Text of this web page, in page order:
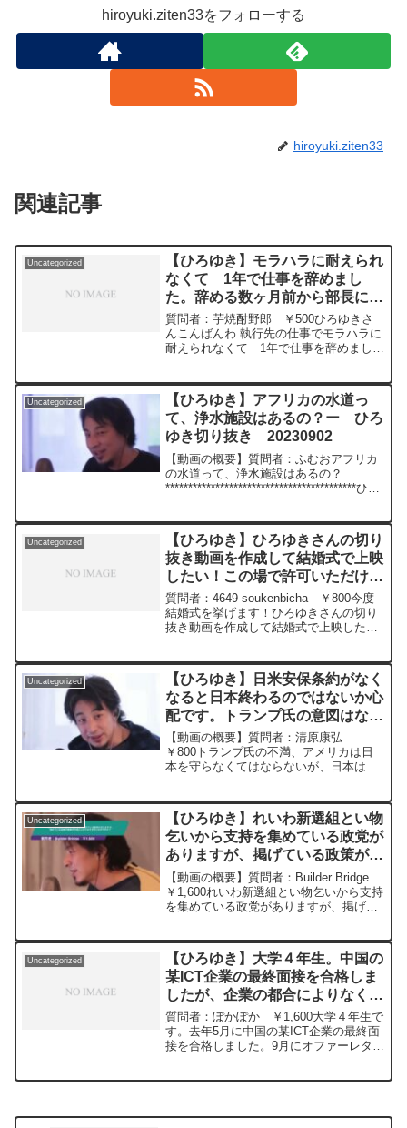
hiroyuki.ziten33をフォローする
hiroyuki.ziten33
関連記事
Uncategorized
【ひろゆき】モラハラに耐えられ
なくて 1年で仕事を辞めまし
た。辞める数ヶ月前から部長にモ
ラハラを受けていると伝えたが自
己都合退社となった。ー ひろゆ
き切り抜き 20240310
質問者：芋焼酎野郎 ￥500ひろゆきさ
んこんばんわ 執行先の仕事でモラハラに
耐えられなくて 1年で仕事を辞めまし
都合退社となってしまいました ちなみ
にハローワークには書類を提出してしま
いました元動画：パートタイム、フルタ
イム、エクストラタイム。Nina Blancaを
呑みながら 2024/03/10 D21
https://www.youtube.com/watch?
v=wBbQ9cp_Mx8***************************
***************ひろゆきさんの動画で、寄
してみました。過去にこんな質問してる
かな？と気になったことがあれば、下記
のサイトから検索してみてください。
https://hiroyuki-ziten.com/できるだけ、
多くの質問を今後も編集し、アップロー
ドしていきますので、使いやすいと感じ
て頂けたら、いいね！やチャンネル登録
をよろしくお願いします。
Uncategorized
【ひろゆき】アフリカの水道っ
て、浄水施設はあるの？ー ひろ
ゆき切り抜き 20230902
【動画の概要】質問者：ふむおアフリカ
の水道って、浄水施設はあるの？
******************************************ひろ
去にこんな質問...
Uncategorized
【ひろゆき】ひろゆきさんの切り
抜き動画を作成して結婚式で上映
したい！この場で許可いただけな
いでしょうか？ー ひろゆき切り
抜き 20240404
質問者：4649 soukenbicha ￥800今度
結婚式を挙げます！ひろゆきさんの切り
抜き動画を作成して結婚式で上映したい
許可いただけないでしょうか？PS 新婚
旅行...
Uncategorized
【ひろゆき】日米安保条約がなく
なると日本終わるのではないか心
配です。トランプ氏の意図はなん
だと思いますか？ー ひろゆき切
り抜き 20250312
【動画の概要】質問者：清原康弘
￥800トランプ氏の不満、アメリカは日
本を守らなくてはならないが、日本はア
えています。日米安保条約がなくなると
日本終わるのではないか心配...
Uncategorized
【ひろゆき】れいわ新選組とい物
乞いから支持を集めている政党が
ありますが、掲げている政策が実
現不可能だと思うのですがいかが
ですか？ー ひろゆき切り抜き
20231028
【動画の概要】質問者：Builder Bridge
￥1,600れいわ新選組とい物乞いから支持
を集めている政党がありますが、掲げて
者にお金を配りまくる。これをするとト
リ...
Uncategorized
【ひろゆき】大学４年生。中国の
某ICT企業の最終面接を合格しま
したが、企業の都合によりなくな
りました。訴えるべきでしょう
か？ー ひろゆき切り抜き
20240112
質問者：ぽかぽか ￥1,600大学４年生で
す。去年5月に中国の某ICT企業の最終面
接を合格しました。9月にオファーレター
てました。昨日会社に呼ばれ日本の新卒